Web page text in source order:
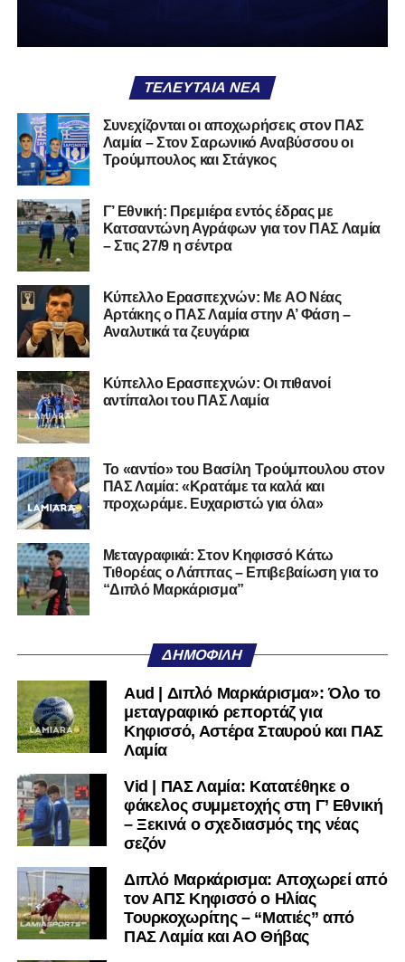
Κιθαιρών
Α.Ε. Μαλεσίνας
Α.Ο. Νέας Αρτάκης
Α.Ε. Προποντίς Χαλκίδας
Ταμυναϊκός Αλιβερίου
Φωκικός
Συνολικά, στην1η φάσητης διοργάνωσης συμμετέχουν
130 ομάδες
φιναλίστ των ΕΠΣ που δήλωσαν συμμετοχή. Οι ομάδες
έχουν χωριστεί σε14 γεωγραφικά γκρουπ, ενώ μετά την
ολοκλήρωση της πρώτης φάσης θα προκύψουν
ομάδεςπου θα συνεχίσουν στη διοργάνωση.
Αμέσως μετά θα πραγματοποιηθεί και η κλήρωση της
φάσης, από την οποία θα διαμορφωθούν οι
που θα συνεχίσουν στην 3η φάση του θεσμού.
Η διαδικασία της κλήρωσης θα μεταδοθείζωντανά μέσω
του καναλιού Hellenic Football Family της ΕΠΟ στο
YouTube, με καλεσμένο τον προπονητή του Α.Ο.
Τρικάλων,Νίκο Μπαδήμα
Ερασιτεχνών.
Ακολουθήστε το
υπόλοιπο κόσμο. Ακολουθήστε το lamiara.gr στο
Twitterκαι στοInstagram
μαθαίνετε σε χρόνο dt όλα τα νέα.
ΤΕΛΕΥΤΑΊΑ ΝΈΑ
Συνεχίζονται οι αποχωρήσεις στον ΠΑΣ
Λαμία – Στον Σαρωνικό Αναβύσσου οι
Τρούμπουλος και Στάγκος
Γ’ Εθνική: Πρεμιέρα εντός έδρας με
Κατσαντώνη Αγράφων για τον ΠΑΣ Λαμία
– Στις 27/9 η σέντρα
Kύπελλο Ερασιτεχνών: Με AO Nέας
Αρτάκης ο ΠΑΣ Λαμία στην Α’ Φάση –
Αναλυτικά τα ζευγάρια
Κύπελλο Ερασιτεχνών: Οι πιθανοί
αντίπαλοι του ΠΑΣ Λαμία
Το «αντίο» του Βασίλη Τρούμπουλου στον
ΠΑΣ Λαμία: «Κρατάμε τα καλά και
προχωράμε. Ευχαριστώ για όλα»
Μεταγραφικά: Στον Κηφισσό Κάτω
Τιθορέας ο Λάππας – Επιβεβαίωση για το
“Διπλό Μαρκάρισμα”
ΔΗΜΟΦΙΛΉ
Aud | Διπλό Μαρκάρισμα»: Όλο το
μεταγραφικό ρεπορτάζ για
Κηφισσό, Αστέρα Σταυρού και ΠΑΣ
Λαμία
Vid | ΠΑΣ Λαμία: Κατατέθηκε ο
φάκελος συμμετοχής στη Γ’ Εθνική
– Ξεκινά ο σχεδιασμός της νέας
σεζόν
Διπλό Μαρκάρισμα: Αποχωρεί από
τον ΑΠΣ Κηφισσό ο Ηλίας
Τουρκοχωρίτης – “Ματιές” από
ΠΑΣ Λαμία και ΑΟ Θήβας